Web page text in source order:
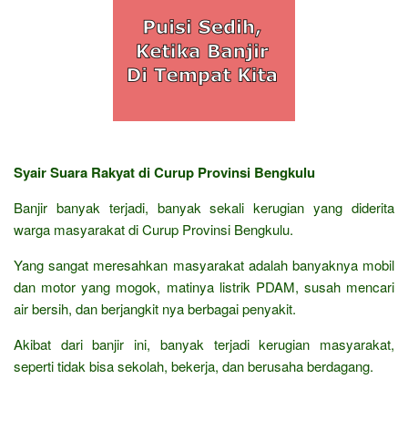
Syair Suara Rakyat di Curup Provinsi Bengkulu
Banjir banyak terjadi, banyak sekali kerugian yang diderita
warga masyarakat di Curup Provinsi Bengkulu.
Yang sangat meresahkan masyarakat adalah banyaknya mobil
dan motor yang mogok, matinya listrik PDAM, susah mencari
air bersih, dan berjangkit nya berbagai penyakit.
Akibat dari banjir ini, banyak terjadi kerugian masyarakat,
seperti tidak bisa sekolah, bekerja, dan berusaha berdagang.